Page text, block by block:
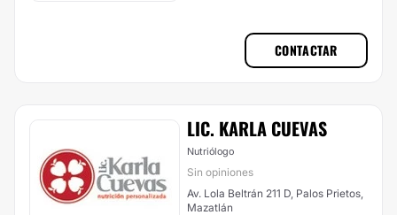
CONTACTAR
LIC. KARLA CUEVAS
Nutriólogo
Sin opiniones
Av. Lola Beltrán 211 D, Palos Prietos,
Mazatlán